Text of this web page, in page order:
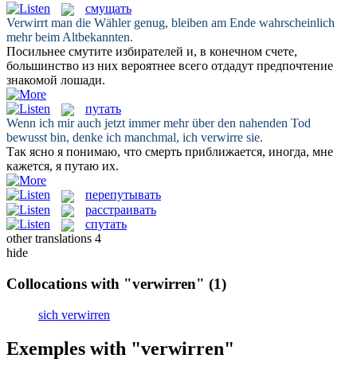
смущать
Verwirrt man die Wähler genug, bleiben am Ende wahrscheinlich
mehr beim Altbekannten.
Посильнее смутите избирателей и, в конечном счете,
большинство из них вероятнее всего отдадут предпочтение
знакомой лошади.
путать
Wenn ich mir auch jetzt immer mehr über den nahenden Tod
bewusst bin, denke ich manchmal, ich verwirre sie.
Так ясно я понимаю, что смерть приближается, иногда, мне
кажется, я путаю их.
перепутывать
расстраивать
спутать
other translations 4
hide
Collocations with "verwirren" (1)
sich verwirren
Exemples with "verwirren"